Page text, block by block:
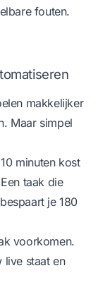
fouten.
makkelijker
Maar simpel
minuten kost
taak die
je 180
voorkomen.
live staat en